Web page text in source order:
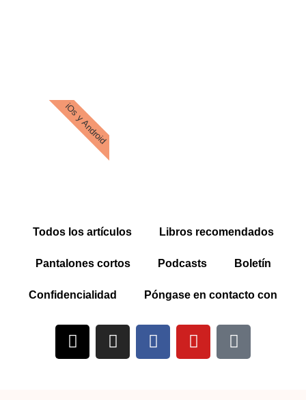
iOs y Android
Todos los artículos Libros recomendados
Pantalones cortos Podcasts Boletín
Confidencialidad Póngase en contacto con